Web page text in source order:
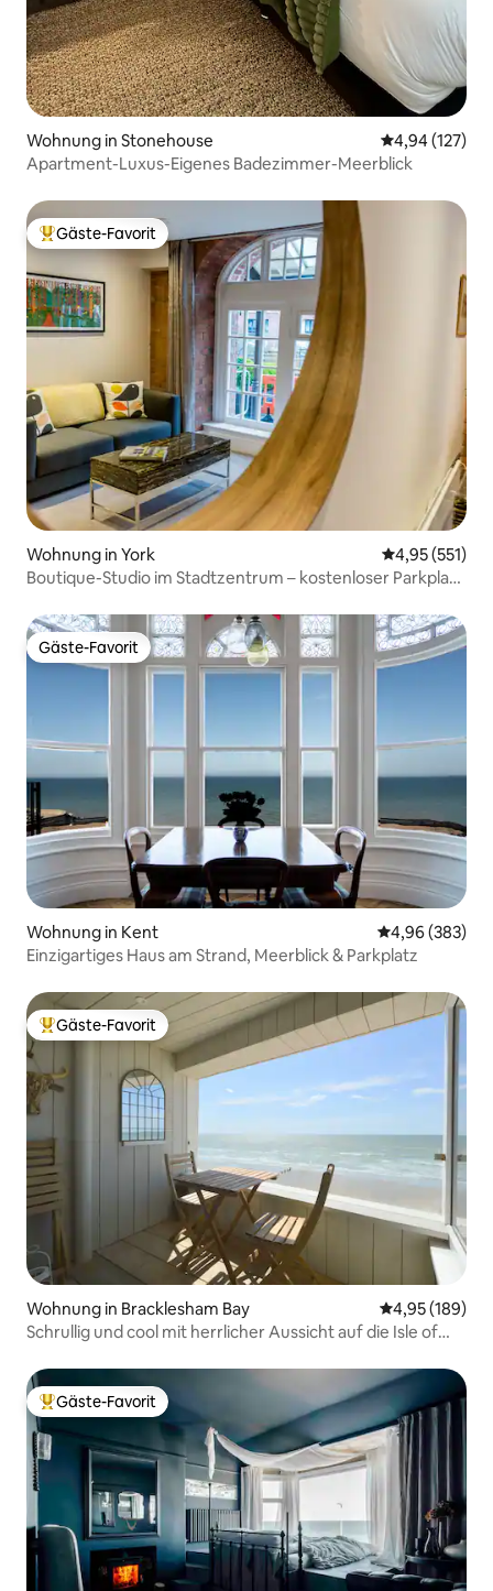
Wohnung in Stonehouse
4,94 (127)
Apartment-Luxus-Eigenes Badezimmer-Meerblick
Beliebter Gäste-Favorit.
Gäste-Favorit
Wohnung in York
4,95 (551)
Boutique-Studio im Stadtzentrum – kostenloser Parkplatz
Gäste-Favorit
Gäste-Favorit
Wohnung in Kent
4,96 (383)
Einzigartiges Haus am Strand, Meerblick & Parkplatz
Beliebter Gäste-Favorit.
Gäste-Favorit
Wohnung in Bracklesham Bay
4,95 (189)
Schrullig und cool mit herrlicher Aussicht auf die Isle of
Beliebter Gäste-Favorit.
Gäste-Favorit